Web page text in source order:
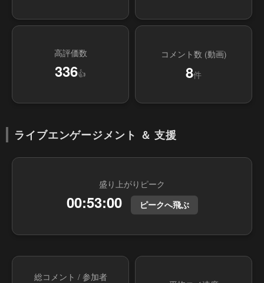
高評価数
336👍
コメント数 (動画)
8件
ライブエンゲージメント ＆ 支援
盛り上がりピーク
00:53:00 ピークへ飛ぶ
総コメント / 参加者